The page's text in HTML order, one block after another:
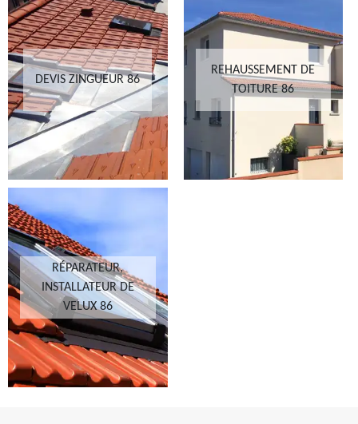
DEVIS ZINGUEUR 86
REHAUSSEMENT DE
TOITURE 86
RÉPARATEUR,
INSTALLATEUR DE
VELUX 86